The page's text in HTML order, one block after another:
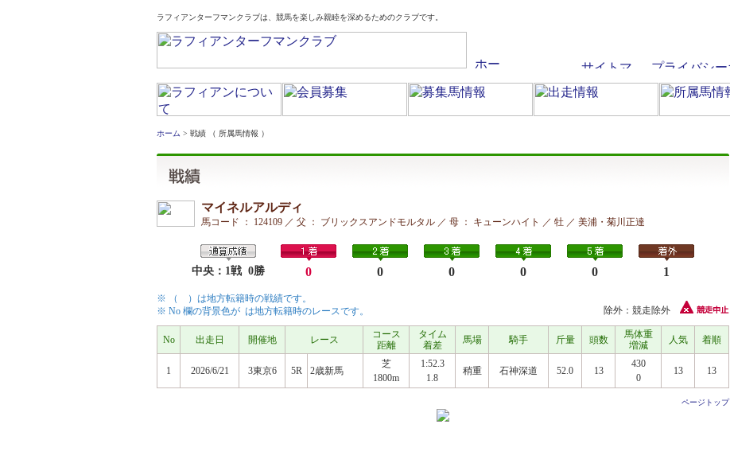
ラフィアンターフマンクラブは、競馬を楽しみ親睦を深めるためのクラブです。
ホーム > 戦績 （ 所属馬情報 ）
マイネルアルディ
馬コード ： 124109 ／ 父 ： ブリックスアンドモルタル ／ 母 ： キューンハイト ／ 牡 ／ 美浦・菊川正達
中央：1戦 0勝 0 0 0 0 0 1
※ （ ）は地方転籍時の戦績です。
※ No 欄の背景色が は地方転籍時のレースです。 除外：競走除外
No 出走日 開催地 レース
コース
距離
タイム
着差
馬場 騎手 斤量 頭数
馬体重
増減
人気 着順
1 2026/6/21 3東京6 5R 2歳新馬
芝
1800m
1:52.3
1.8
稍重 石神深道 52.0 13
430
0
13 13
ページトップ